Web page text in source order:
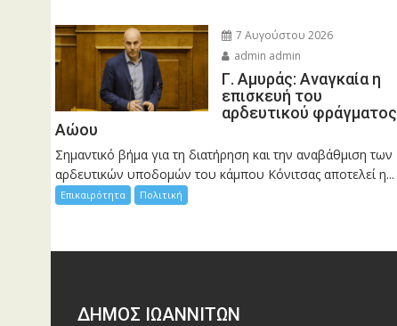
7 Αυγούστου 2026
admin admin
Γ. Αμυράς: Αναγκαία η
επισκευή του
αρδευτικού φράγματος
Αώου
Σημαντικό βήμα για τη διατήρηση και την αναβάθμιση των
αρδευτικών υποδομών του κάμπου Κόνιτσας αποτελεί η...
Επικαιρότητα Πολιτική
ΔΗΜΟΣ ΙΩΑΝΝΙΤΩΝ